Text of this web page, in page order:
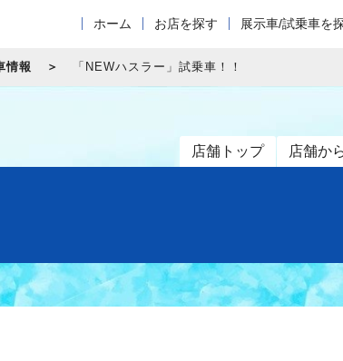
ホーム お店を探す 展示車/試乗車を
情報 「NEWハスラー」試乗車！！
店舗トップ 店舗か